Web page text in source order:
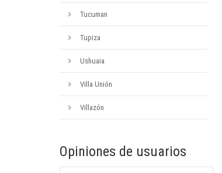
Tucuman
Tupiza
Ushuaia
Villa Unión
Villazón
Opiniones de usuarios